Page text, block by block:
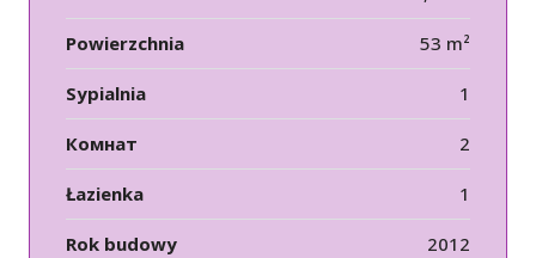
Powierzchnia 53 m²
Sypialnia 1
Комнат 2
Łazienka 1
Rok budowy 2012